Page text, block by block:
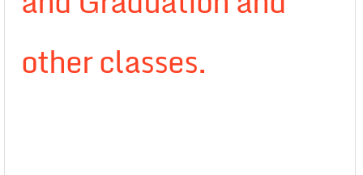
other classes.